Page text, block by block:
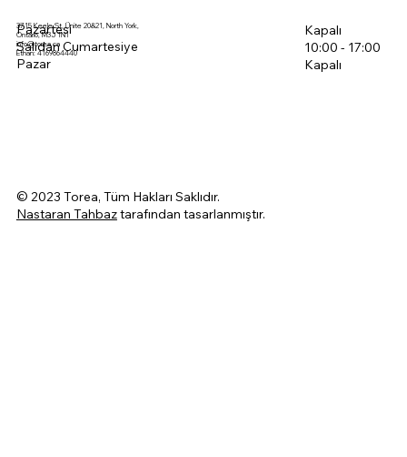
3715 Keele St, Ünite 20&21, North York,
Ontario, M3J 1N1
info@torea.ca
Ethan: 4169864440
Pazartesi
Salıdan Cumartesiye
Pazar
Kapalı
10:00 - 17:00
Kapalı
© 2023 Torea, Tüm Hakları Saklıdır.
Nastaran Tahbaztarafından tasarlanmıştır.